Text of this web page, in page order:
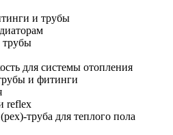
и трубы
трубы
для системы отопления
и фитинги
reflex
труба для теплого пола